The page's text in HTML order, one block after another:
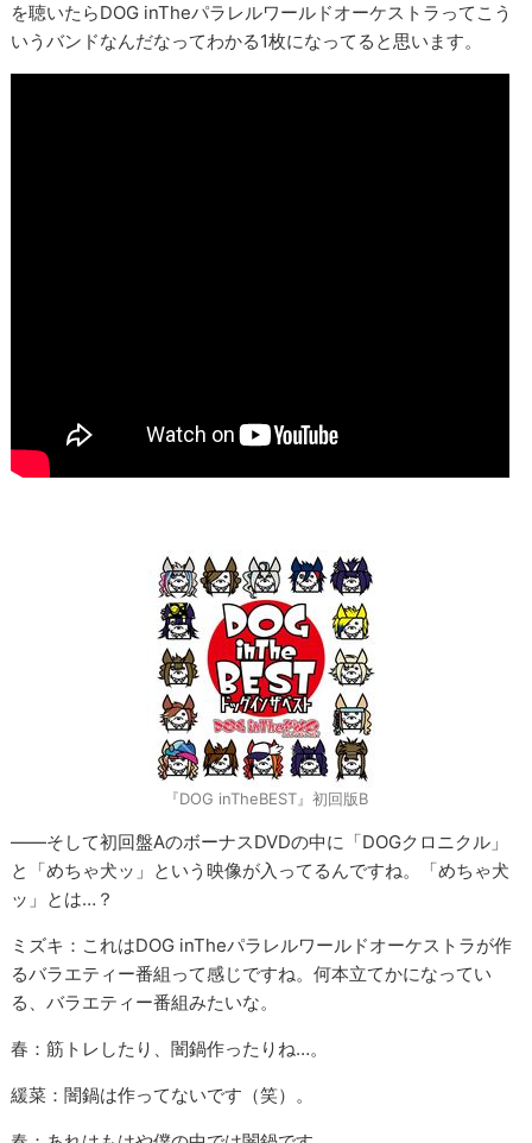
を聴いたらDOG inTheパラレルワールドオーケストラってこう
いうバンドなんだなってわかる1枚になってると思います。
『DOG inTheBEST』初回版B
――そして初回盤AのボーナスDVDの中に「DOGクロニクル」
と「めちゃ犬ッ」という映像が入ってるんですね。「めちゃ犬
ッ」とは…？
ミズキ：これはDOG inTheパラレルワールドオーケストラが作
るバラエティー番組って感じですね。何本立てかになってい
る、バラエティー番組みたいな。
春：筋トレしたり、闇鍋作ったりね…。
緩菜：闇鍋は作ってないです（笑）。